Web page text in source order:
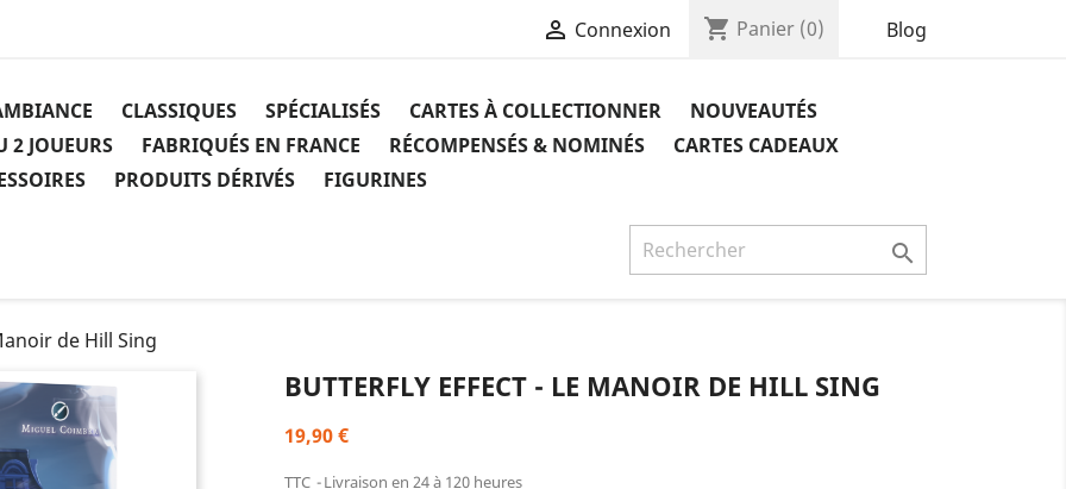
 Connexion shopping_cart Panier (0) Blog
CLASSIQUES SPÉCIALISÉS CARTES À COLLECTIONNER
NOUVEAUTÉS
2 JOUEURS
FABRIQUÉS EN FRANCE RÉCOMPENSÉS & NOMINÉS
CARTES CADEAUX
PRODUITS DÉRIVÉS FIGURINES

de Hill Sing
BUTTERFLY EFFECT - LE MANOIR DE HILL SING
19,90 €
TTC Livraison en 24 à 120 heures